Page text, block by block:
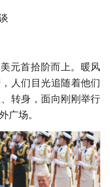
元首拾阶而上。暖风
人们目光追随着他们
转身，面向刚刚举行
广场。